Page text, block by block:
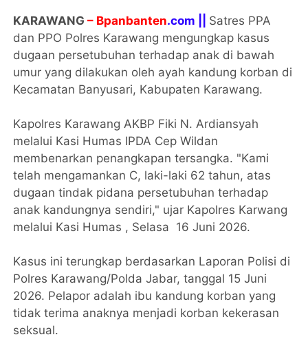
KARAWANG – Bpanbanten.com || Satres PPA
dan PPO Polres Karawang mengungkap kasus
dugaan persetubuhan terhadap anak di bawah
umur yang dilakukan oleh ayah kandung korban di
Kecamatan Banyusari, Kabupaten Karawang.
Kapolres Karawang AKBP Fiki N. Ardiansyah
melalui Kasi Humas IPDA Cep Wildan
membenarkan penangkapan tersangka. "Kami
telah mengamankan C, laki-laki 62 tahun, atas
dugaan tindak pidana persetubuhan terhadap
anak kandungnya sendiri," ujar Kapolres Karwang
melalui Kasi Humas , Selasa 16 Juni 2026.
Kasus ini terungkap berdasarkan Laporan Polisi di
Polres Karawang/Polda Jabar, tanggal 15 Juni
2026. Pelapor adalah ibu kandung korban yang
tidak terima anaknya menjadi korban kekerasan
seksual.